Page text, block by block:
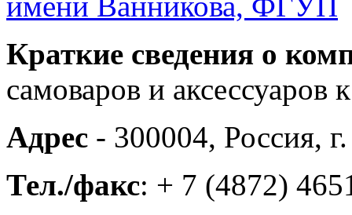
Краткие сведения о
самоваров и аксессуаров
Адрес - 300004, Россия,
Тел./факс: + 7 (4872)